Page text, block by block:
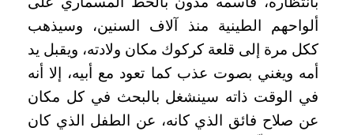
ألواحهم الطينية منذ آلاف السنين، وسيذهب
ككل مرة إلى قلعة كركوك مكان ولادته، ويقبل يد
أمه ويغني بصوت عذب كما تعود مع أبيه، إلا أنه
في الوقت ذاته سينشغل بالبحث في كل مكان
عن صلاح فائق الذي كانه، عن الطفل الذي كان